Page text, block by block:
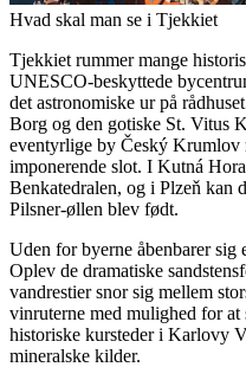
Hvad skal man se i Tjekkiet
Tjekkiet rummer mange
UNESCO-beskyttede
det astronomiske ur på
Borg og den gotiske St. Vitus
eventyrlige by Český Krumlov
imponerende slot. I Kutná
Benkatedralen, og i Plzeň kan
Pilsner-øllen blev født.
Uden for byerne åbenbarer sig
Oplev de dramatiske
vandrestier snor sig mellem
vinruterne med mulighed for at
historiske kursteder i Karlovy
mineralske kilder.